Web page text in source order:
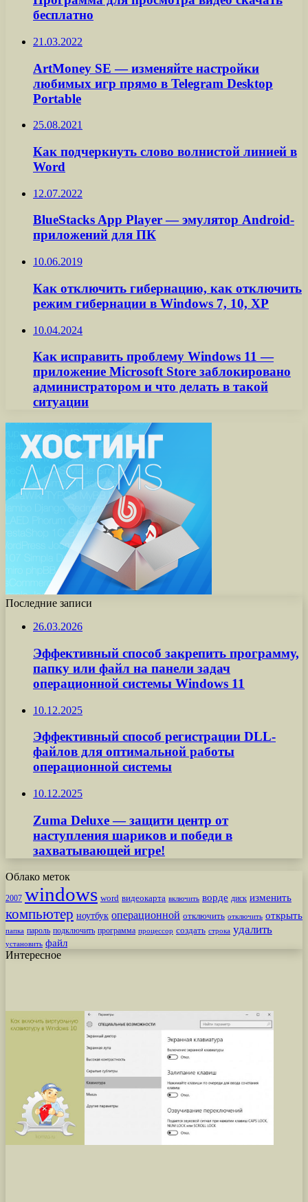
бесплатно
21.03.2022
ArtMoney SE — изменяйте настройки
любимых игр прямо в Telegram Desktop
Portable
25.08.2021
Как подчеркнуть слово волнистой линией в
Word
12.07.2022
BlueStacks App Player — эмулятор Android-
приложений для ПК
10.06.2019
Как отключить гибернацию, как отключить
режим гибернации в Windows 7, 10, XP
10.04.2024
Как исправить проблему Windows 11 —
приложение Microsoft Store заблокировано
администратором и что делать в такой
ситуации
Последние записи
26.03.2026
Эффективный способ закрепить программу,
папку или файл на панели задач
операционной системы Windows 11
10.12.2025
Эффективный способ регистрации DLL-
файлов для оптимальной работы
операционной системы
10.12.2025
Zuma Deluxe — защити центр от
наступления шариков и победи в
захватывающей игре!
Облако меток
2007 windows word видеокарта включить ворде диск изменить
компьютер ноутбук операционной отключить отключить открыть
папка пароль подключить программа процессор создать строка удалить
установить файл
Интересное